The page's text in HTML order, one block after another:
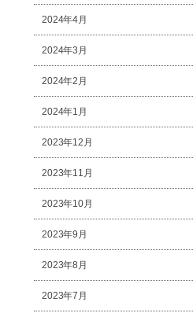
2024年4月
2024年3月
2024年2月
2024年1月
2023年12月
2023年11月
2023年10月
2023年9月
2023年8月
2023年7月